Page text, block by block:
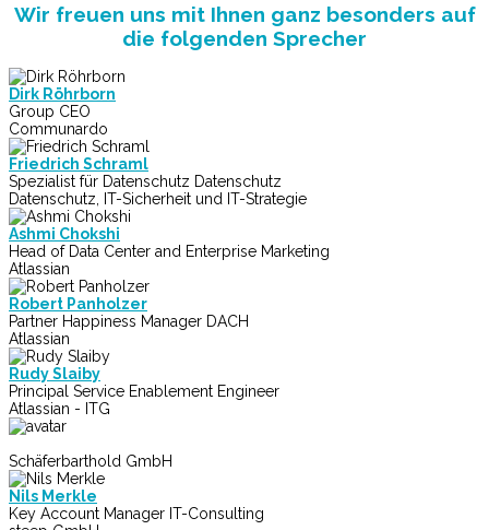
Wir freuen uns mit Ihnen ganz besonders auf
die folgenden Sprecher
Dirk Röhrborn
Group CEO
Communardo
Friedrich Schraml
Spezialist für Datenschutz Datenschutz
Datenschutz, IT-Sicherheit und IT-Strategie
Ashmi Chokshi
Head of Data Center and Enterprise Marketing
Atlassian
Robert Panholzer
Partner Happiness Manager DACH
Atlassian
Rudy Slaiby
Principal Service Enablement Engineer
Atlassian - ITG
Schäferbarthold GmbH
Nils Merkle
Key Account Manager IT-Consulting